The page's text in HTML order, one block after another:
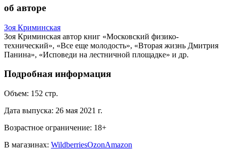
об авторе
Зоя Криминская
Зоя Криминская автор книг «Московский физико-
технический», «Все еще молодость», «Вторая жизнь Дмитрия
Панина», «Исповеди на лестничной площадке» и др.
Подробная информация
Объем: 152 стр.
Дата выпуска: 26 мая 2021 г.
Возрастное ограничение: 18+
В магазинах: WildberriesOzonAmazon